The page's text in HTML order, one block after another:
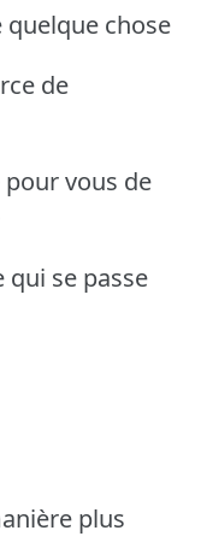
chose
de
vous de
qui se passe
plus